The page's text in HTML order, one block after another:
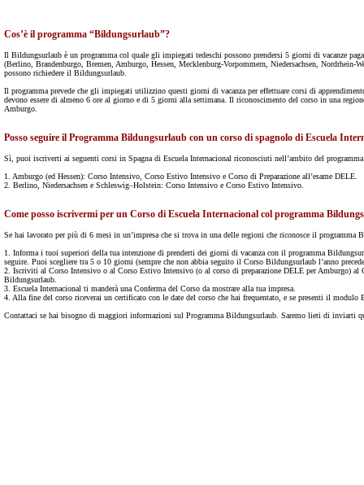
Cos’è il programma “Bildungsurlaub”?
Il Bildungsurlaub è un programma col quale gli impiegati tedeschi possono prendersi 5 giorni di vacanze
(Berlino, Brandenburgo, Bremen, Amburgo, Hessen, Mecklenburg-Vorpommern, Niedersachsen,
possono richiedere il Bildungsurlaub.
Il programma prevede che gli impiegati utilizzino questi giorni di vacanza per effettuare corsi di
devono essere di almeno 6 ore al giorno e di 5 giorni alla settimana. Il riconoscimento del corso in una
Amburgo.
Posso seguire il Programma Bildungsurlaub con un corso di spagnolo di Escuela
Sì, puoi iscriverti ai seguenti corsi in Spagna di Escuela Internacional riconosciuti nell’ambito del
1. Amburgo (ed Hessen): Corso Intensivo, Corso Estivo Intensivo e Corso di Preparazione all’esame DELE.
2. Berlino, Niedersachsen e Schleswig–Holstein: Corso Intensivo e Corso Estivo Intensivo.
Come posso iscrivermi per un Corso di Escuela Internacional col programma
Se hai lavorato per più di 6 mesi in un’impresa che si trova in una delle regioni che riconosce il programma
1. Informa i tuoi superiori della tua intenzione di prenderti dei giorni di vacanza con il programma
seguire. Puoi scegliere tra 5 o 10 giorni (sempre che non abbia seguito il Corso Bildungsurlaub l’anno
2. Iscriviti al Corso Intensivo o al Corso Estivo Intensivo (o al corso di preparazione DELE per Amburgo) al
Bildungsurlaub.
3. Escuela Internacional ti manderà una Conferma del Corso da mostrare alla tua impresa.
4. Alla fine del corso riceverai un certificato con le date del corso che hai frequentato, e se presenti il modulo
Contattaci se hai bisogno di maggiori informazioni sul Programma Bildungsurlaub. Saremo lieti di inviarti